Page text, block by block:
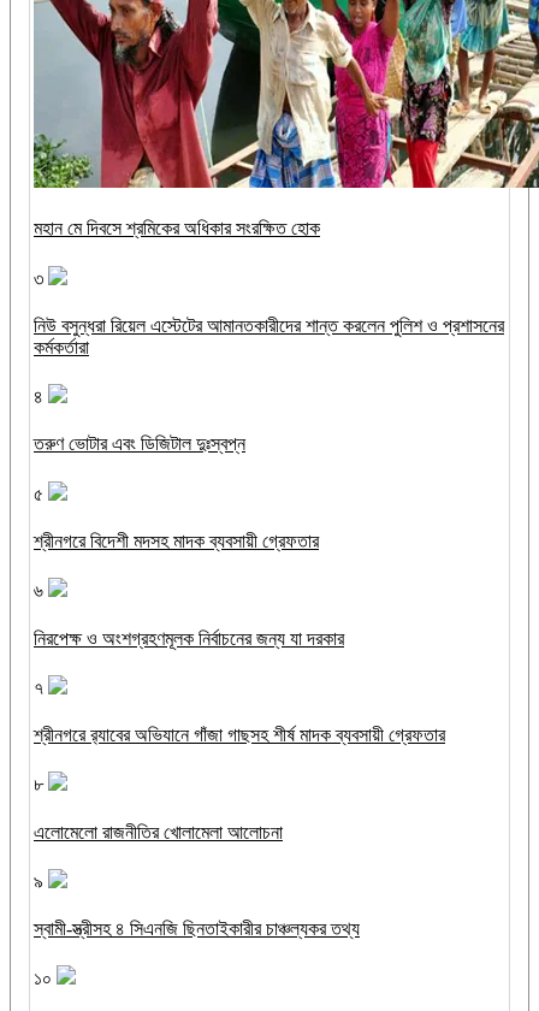
মহান মে দিবসে শ্রমিকের অধিকার সংরক্ষিত হোক
৩
নিউ বসুন্ধরা রিয়েল এস্টেটের আমানতকারীদের শান্ত করলেন পুলিশ ও প্রশাসনের
কর্মকর্তারা
৪
তরুণ ভোটার এবং ডিজিটাল দুঃস্বপ্ন
৫
শ্রীনগরে বিদেশী মদসহ মাদক ব্যবসায়ী গ্রেফতার
৬
নিরপেক্ষ ও অংশগ্রহণমূলক নির্বাচনের জন্য যা দরকার
৭
শ্রীনগরে র‌্যাবের অভিযানে গাঁজা গাছসহ শীর্ষ মাদক ব্যবসায়ী গ্রেফতার
৮
এলোমেলো রাজনীতির খোলামেলা আলোচনা
৯
স্বামী-স্ত্রীসহ ৪ সিএনজি ছিনতাইকারীর চাঞ্চল্যকর তথ্য
১০